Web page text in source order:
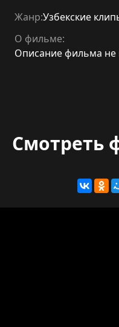
Жанр:Узбекские
О фильме:
Описание фильма не
Смотреть